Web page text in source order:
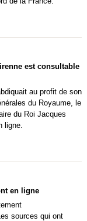
est consultable
au profit de son
du Royaume, le
du Roi Jacques
ligne.
en ligne
sources qui ont